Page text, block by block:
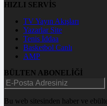
HIZLI SERVİS
TV Yayın Akışları
Yazarlar Site
Tenis İddaa
Basketbol Canlı
AMP
BÜLTEN ABONELİĞİ
Bu web sitesinden haber ve